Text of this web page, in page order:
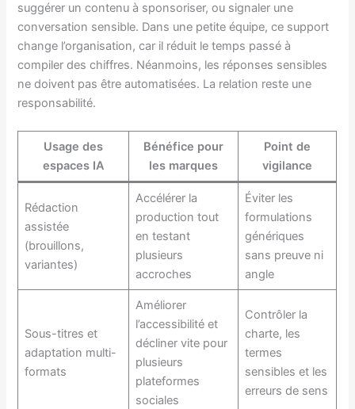
suggérer un contenu à sponsoriser, ou signaler une
conversation sensible. Dans une petite équipe, ce support
change l’organisation, car il réduit le temps passé à
compiler des chiffres. Néanmoins, les réponses sensibles
ne doivent pas être automatisées. La relation reste une
responsabilité.
Usage des
espaces IA
Bénéfice pour
les marques
Point de
vigilance
Rédaction
assistée
(brouillons,
variantes)
Accélérer la
production tout
en testant
plusieurs
accroches
Éviter les
formulations
génériques
sans preuve ni
angle
Sous-titres et
adaptation multi-
formats
Améliorer
l’accessibilité et
décliner vite pour
plusieurs
plateformes
sociales
Contrôler la
charte, les
termes
sensibles et les
erreurs de sens